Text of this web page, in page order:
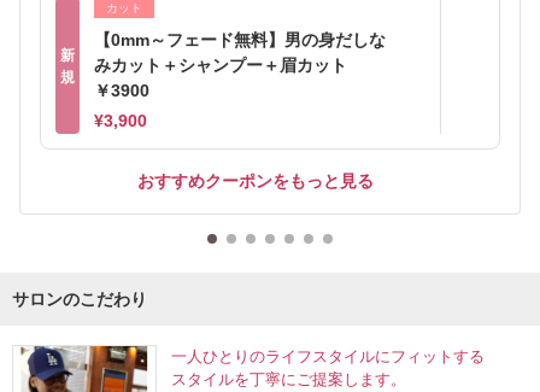
新
規
カット
【0mm～フェード無料】男の身だしな
みカット＋シャンプー＋眉カット
￥3900
¥3,900
おすすめクーポンをもっと見る
サロンのこだわり
一人ひとりのライフスタイルにフィットする
スタイルを丁寧にご提案します。